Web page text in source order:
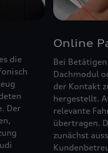
die
Der
Online
Bei
Dachmodul
der Kontakt
hergestellt.
relevante
übertragen.
zunächst